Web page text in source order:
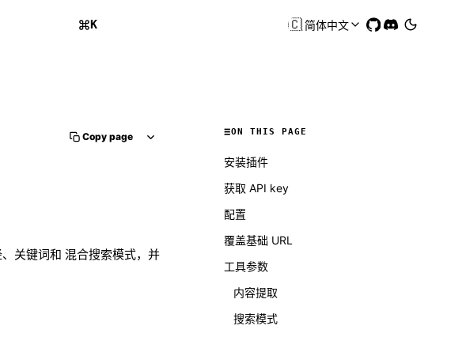
K 🇨🇳简体中文
Copy page
关键词和 混合搜索模式，并
ON THIS PAGE
安装插件
获取 API key
配置
覆盖基础 URL
工具参数
内容提取
搜索模式